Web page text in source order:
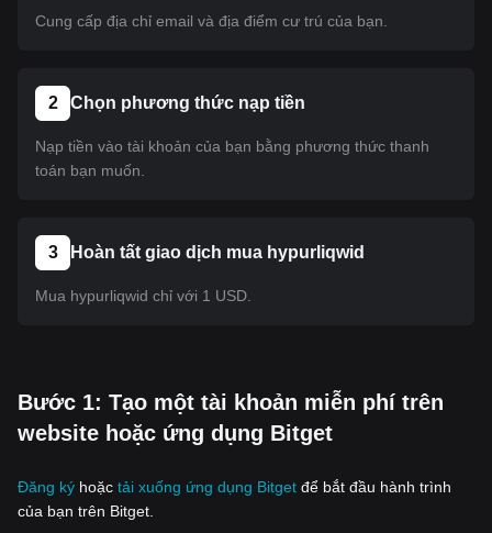
Cung cấp địa chỉ email và địa điểm cư trú của bạn.
2 Chọn phương thức nạp tiền
Nạp tiền vào tài khoản của bạn bằng phương thức thanh
toán bạn muốn.
3 Hoàn tất giao dịch mua hypurliqwid
Mua hypurliqwid chỉ với 1 USD.
‌Bước 1: Tạo một tài khoản miễn phí trên
website hoặc ứng dụng Bitget
Đăng ký hoặc tải xuống ứng dụng Bitget để bắt đầu hành trình
của bạn trên Bitget.